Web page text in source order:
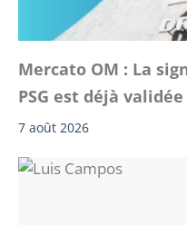
Mercato OM : La
PSG est déjà validée
7 août 2026